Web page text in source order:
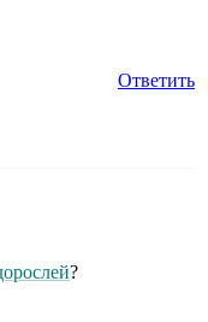
Ответить
?